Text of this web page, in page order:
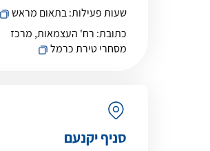
שעות פעילות:בתאום מראש
כתובת: רח' העצמאות, מרכז
מסחרי טירת כרמל
סניף יקנעם